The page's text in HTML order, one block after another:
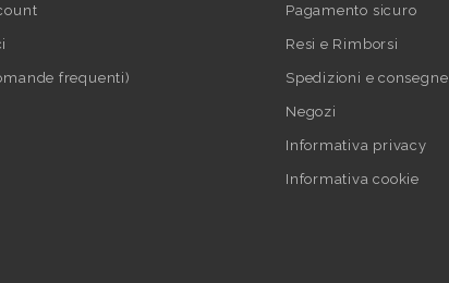
frequenti)
Pagamento sicuro
Resi e Rimborsi
Spedizioni e consegne
Negozi
Informativa privacy
Informativa cookie